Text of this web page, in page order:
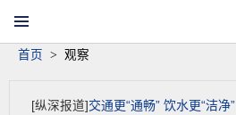
丹阳新闻网首页
首页 > 观察
[纵深报道] 交通更“通畅” 饮水更“洁净”